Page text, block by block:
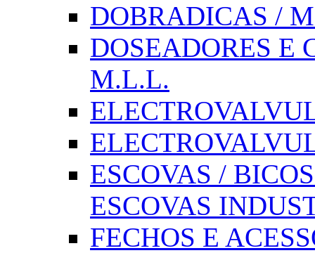
DOBRADICAS /
DOSEADORES E
M.L.L.
ESCOVAS /
ESCOVAS
FECHOS E